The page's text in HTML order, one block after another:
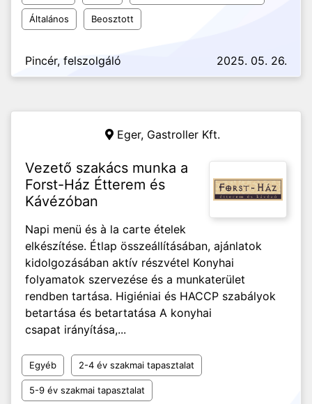
Általános Beosztott
Pincér, felszolgáló 2025. 05. 26.
Eger, Gastroller Kft.
Vezető szakács munka a
Forst-Ház Étterem és
Kávézóban
Napi menü és à la carte ételek
elkészítése. Étlap összeállításában, ajánlatok
kidolgozásában aktív részvétel Konyhai
folyamatok szervezése és a munkaterület
rendben tartása. Higiéniai és HACCP szabályok
betartása és betartatása A konyhai
csapat irányítása,...
Egyéb 2-4 év szakmai tapasztalat
5-9 év szakmai tapasztalat